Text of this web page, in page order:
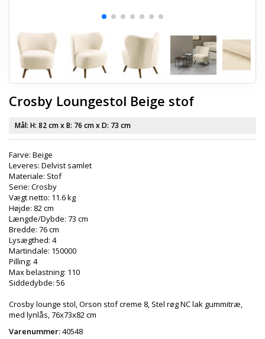
Crosby Loungestol Beige stof
Mål: H: 82 cmx B: 76 cmx D: 73 cm
Farve: Beige
Leveres: Delvist samlet
Materiale: Stof
Serie: Crosby
Vægt netto: 11.6 kg
Højde: 82 cm
Længde/Dybde: 73 cm
Bredde: 76 cm
Lysægthed: 4
Martindale: 150000
Pilling: 4
Max belastning: 110
Siddedybde: 56
Crosby lounge stol, Orson stof creme 8, Stel røg NC lak gummitræ,
med lynlås, 76x73x82 cm
Varenummer:40548